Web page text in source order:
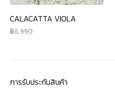
CALACATTA VIOLA
8,990
การรับประกันสินค้า